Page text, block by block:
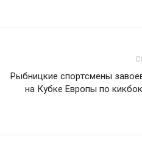
Рыбницкие спортсмены
на Кубке Европы по